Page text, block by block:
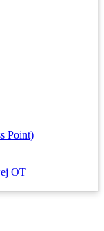
Point)
OT